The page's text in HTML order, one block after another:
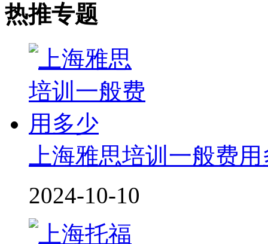
热推专题
上海雅思培训一般费
2024-10-10